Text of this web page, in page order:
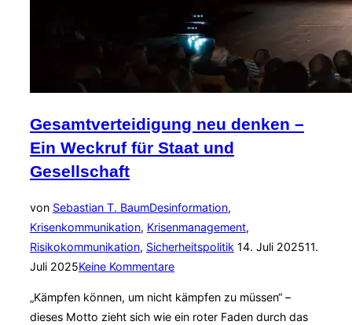
Gesamtverteidigung neu denken –
Ein Weckruf für Staat und
Gesellschaft
von Sebastian T. BaumDesinformation,
Krisenkommunikation, Krisenmanagement,
Risikokommunikation, Sicherheitspolitik Veröffentlicht
14. Juli 202511.
Juli 2025Keine Kommentare
„Kämpfen können, um nicht kämpfen zu müssen“ –
dieses Motto zieht sich wie ein roter Faden durch das